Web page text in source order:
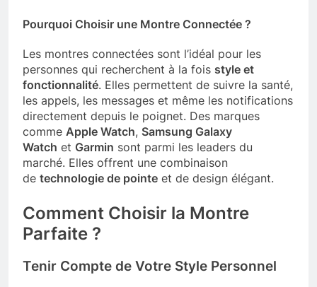
Pourquoi Choisir une Montre Connectée ?
Les montres connectées sont l’idéal pour les
personnes qui recherchent à la fois style et
fonctionnalité. Elles permettent de suivre la santé,
les appels, les messages et même les notifications
directement depuis le poignet. Des marques
comme Apple Watch, Samsung Galaxy
Watch et Garmin sont parmi les leaders du
marché. Elles offrent une combinaison
de technologie de pointe et de design élégant.
Comment Choisir la Montre
Parfaite ?
Tenir Compte de Votre Style Personnel